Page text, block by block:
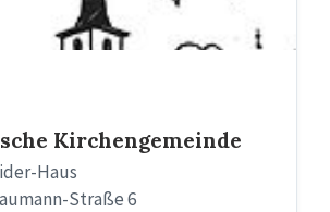
Kirchengemeinde
Haus
Straße 6